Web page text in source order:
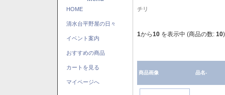
HOME
清水台平野屋の日々
イベント案内
おすすめの商品
カートを見る
マイページへ
チリ
1から10 を表示中 (商品の数: 10)
商品画像 品名-